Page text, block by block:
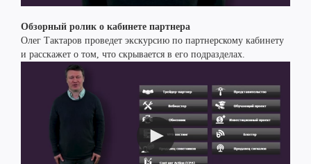
Обзорный ролик о кабинете партнера
Олег Тактаров проведет экскурсию по партнерскому кабинету
и расскажет о том, что скрывается в его подразделах.